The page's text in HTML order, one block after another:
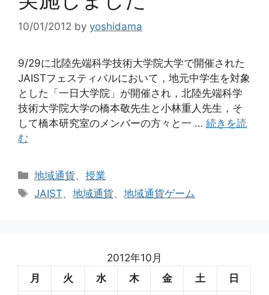
10/01/2012 by yoshidama
9/29に北陸先端科学技術大学院大学で開催された
JAISTフェスティバルにおいて，地元中学生を対象
とした「一日大学院」が開催され，北陸先端科学
技術大学院大学の橋本敬先生と小林重人先生，そ
して橋本研究室のメンバーの方々と一 … 続きを読
む
カ
テ
地域通貨、授業
タ
JAIST、地域通貨、地域通貨ゲーム
2012年10月
月
火 水 木 金 土 日